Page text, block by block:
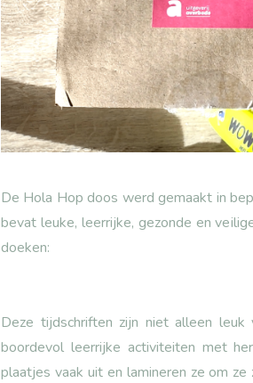
De Hola Hop doos werd gemaakt in
bevat leuke, leerrijke, gezonde en
doeken:
Deze tijdschriften zijn niet alleen
boordevol leerrijke activiteiten met
plaatjes vaak uit en lamineren ze om